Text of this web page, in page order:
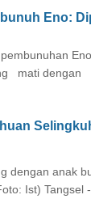
Eno:
mati dengan
dengan anak
Ist) Tangsel